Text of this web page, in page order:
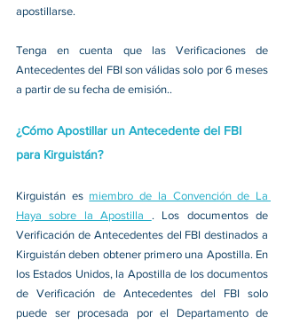
apostillarse.
Tenga en cuenta que las Verificaciones de
Antecedentes del FBI son válidas solo por 6 meses
a partir de su fecha de emisión..
¿Cómo Apostillar un Antecedente del FBI
para Kirguistán?
Kirguistán es miembro de la Convención de La
Haya sobre la Apostilla . Los documentos de
Verificación de Antecedentes del FBI destinados a
Kirguistán deben obtener primero una Apostilla. En
los Estados Unidos, la Apostilla de los documentos
de Verificación de Antecedentes del FBI solo
puede ser procesada por el Departamento de